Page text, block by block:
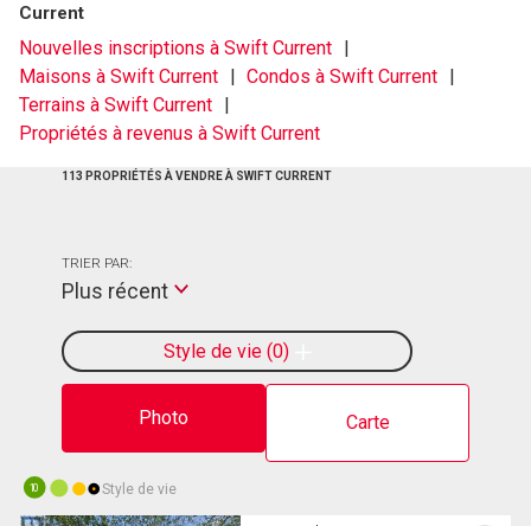
Current
Nouvelles inscriptions à Swift Current
Maisons à Swift Current
Condos à Swift Current
Terrains à Swift Current
Propriétés à revenus à Swift Current
113 PROPRIÉTÉS À VENDRE À SWIFT CURRENT
Photo Carte
Style de vie 0
TRIER PAR:
Plus récent
10 Style de vie